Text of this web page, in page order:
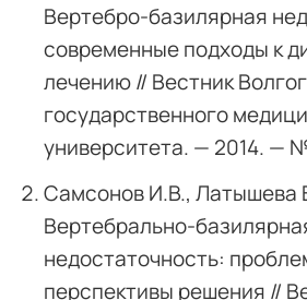
Вертебро-базилярная
современные подходы к
лечению // Вестник
государственного
университета. — 2014. —
Самсонов И.В., Латышева
Вертебрально-
недостаточность:
перспективы решения //